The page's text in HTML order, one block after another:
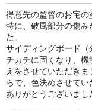
得意先の監督のお宅の
特に、破風部分の傷
た。
サイディングボード
チカチに固くなり、
えをさせていただき
らで、色決めさせて
ありがとうございまし